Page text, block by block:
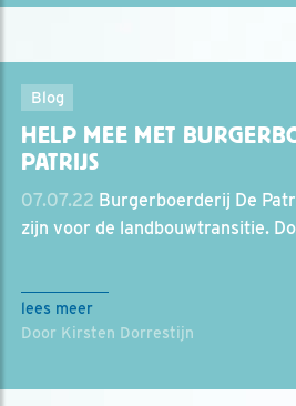
Blog
HELP MEE MET
PATRIJS
07.07.22 Burgerboerderij De
zijn voor de landbouwtransitie.
lees meer
Door Kirsten Dorrestijn